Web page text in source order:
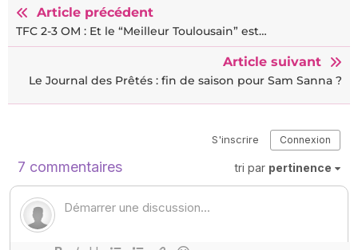
Article précédent
TFC 2-3 OM : Et le “Meilleur Toulousain” est…
Article suivant
Le Journal des Prêtés : fin de saison pour Sam Sanna ?